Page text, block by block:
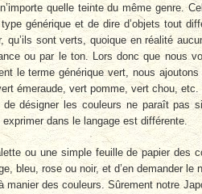
quelle teinte du même genre.
géné­rique et de dire d’objets tout
sont verts, quoique en réalité
ou par le ton. Lors donc que nous
le terme générique vert, nous
éme­raude, vert pomme, vert chou, etc.
dési­gner les couleurs ne paraît pas
dans le langage est différente.
ou une simple feuille de papier des
bleu, rose ou noir, et d’en demander
manier des couleurs. Sûrement notre